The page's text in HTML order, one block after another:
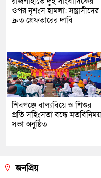
ওপর নৃশংস হামলা: সন্ত্রাসীদের
দ্রুত গ্রেফতারের দাবি
শিবগঞ্জে বাল্যবিয়ে ও শিশুর
প্রতি সহিংসতা বন্ধে মতবিনিময়
সভা অনুষ্ঠিত
জনপ্রিয়